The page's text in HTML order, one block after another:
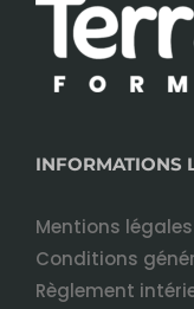
INFORMATIONS
Mentions légales
Conditions
Règlement